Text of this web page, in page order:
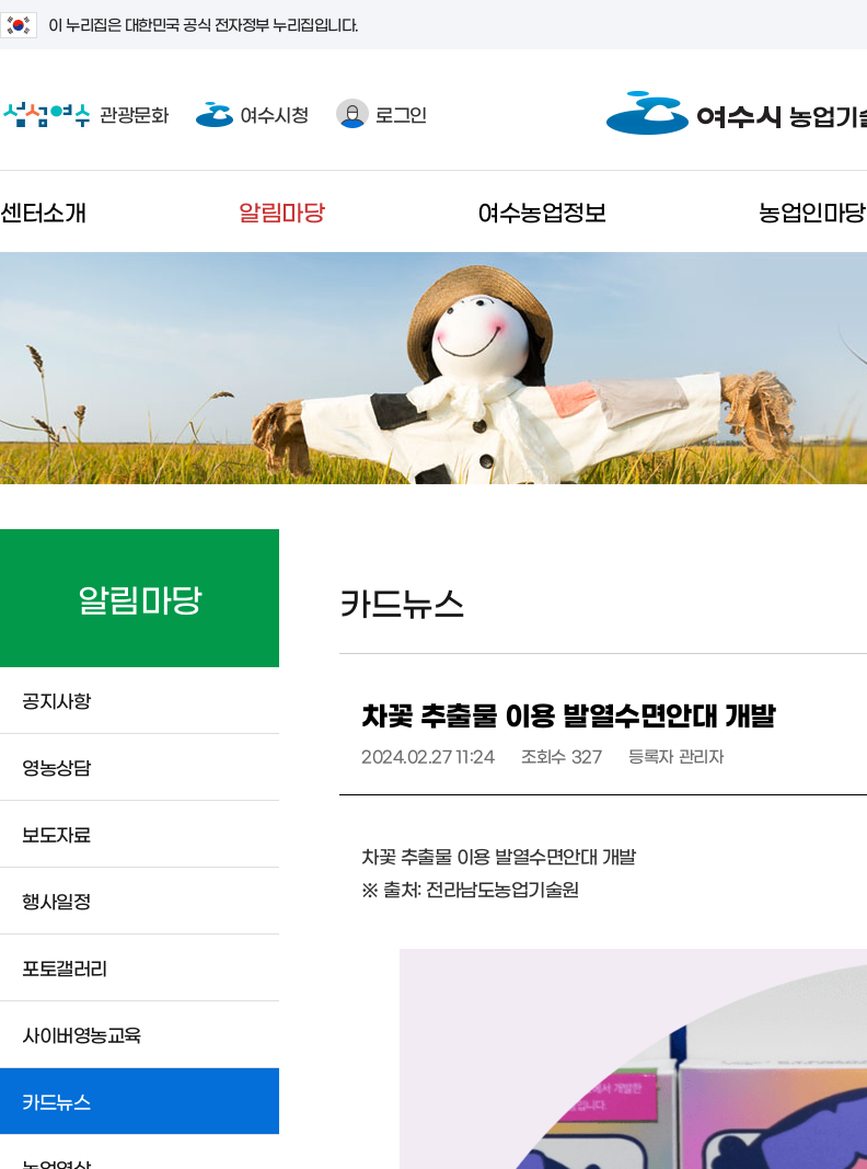
이 누리집은 대한민국 공식 전자정부 누리집입니다.
관광문화 여수시청 로그인
센터소개 알림마당 여수농업정보 농업인마당
알림마당
공지사항
영농상담
보도자료
행사일정
포토갤러리
사이버영농교육
카드뉴스
카드뉴스
차꽃 추출물 이용 발열수면안대 개발
2024.02.27 11:24 조회수 327 등록자 관리자
차꽃 추출물 이용 발열수면안대 개발
※ 출처: 전라남도농업기술원